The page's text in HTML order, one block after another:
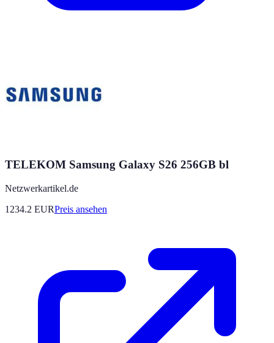
TELEKOM Samsung Galaxy S26 256GB bl
Netzwerkartikel.de
1234.2 EURPreis ansehen